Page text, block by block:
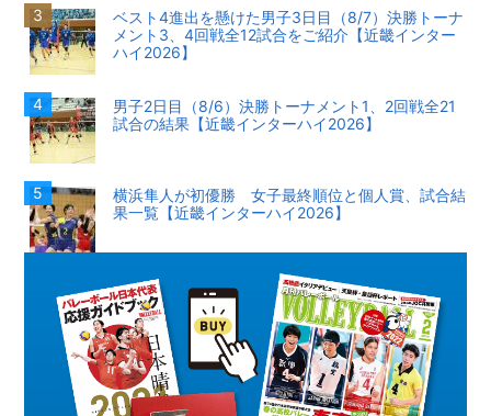
ベスト4進出を懸けた男子3日目（8/7）決勝トーナ
メント3、4回戦全12試合をご紹介【近畿インター
ハイ2026】
男子2日目（8/6）決勝トーナメント1、2回戦全21
試合の結果【近畿インターハイ2026】
横浜隼人が初優勝 女子最終順位と個人賞、試合結
果一覧【近畿インターハイ2026】